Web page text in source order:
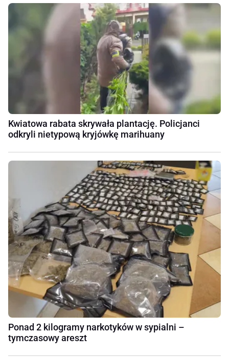
Kwiatowa rabata skrywała plantację. Policjanci
odkryli nietypową kryjówkę marihuany
Ponad 2 kilogramy narkotyków w sypialni –
tymczasowy areszt